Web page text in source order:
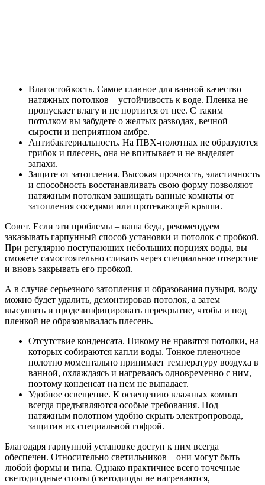
Влагостойкость. Самое главное для ванной качество
натяжных потолков – устойчивость к воде. Пленка не
пропускает влагу и не портится от нее. С таким
потолком вы забудете о желтых разводах, вечной
сырости и неприятном амбре.
Антибактериальность. На ПВХ-полотнах не образуются
грибок и плесень, она не впитывает и не выделяет
запахи.
Защите от затопления. Высокая прочность, эластичность
и способность восстанавливать свою форму позволяют
натяжным потолкам защищать ванные комнаты от
затопления соседями или протекающей крыши.
Совет. Если эти проблемы – ваша беда, рекомендуем
заказывать гарпунный способ установки и потолок с пробкой.
При регулярно поступающих небольших порциях воды, вы
сможете самостоятельно сливать через специальное отверстие
и вновь закрывать его пробкой.
А в случае серьезного затопления и образования пузыря, воду
можно будет удалить, демонтировав потолок, а затем
высушить и продезинфицировать перекрытие, чтобы и под
пленкой не образовывалась плесень.
Отсутствие конденсата. Никому не нравятся потолки, на
которых собираются капли воды. Тонкое пленочное
полотно моментально принимает температуру воздуха в
ванной, охлаждаясь и нагреваясь одновременно с ним,
поэтому конденсат на нем не выпадает.
Удобное освещение. К освещению влажных комнат
всегда предъявляются особые требования. Под
натяжным полотном удобно скрыть электропровода,
защитив их специальной гофрой.
Благодаря гарпунной установке доступ к ним всегда
обеспечен. Относительно светильников – они могут быть
любой формы и типа. Однако практичнее всего точечные
светодиодные споты (светодиоды не нагреваются,